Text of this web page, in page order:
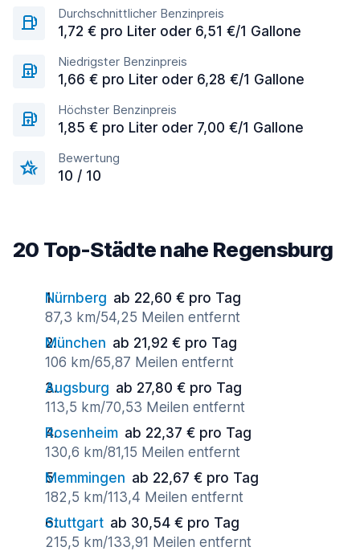
Durchschnittlicher Benzinpreis
1,72 € pro Liter oder 6,51 €/1 Gallone
Niedrigster Benzinpreis
1,66 € pro Liter oder 6,28 €/1 Gallone
Höchster Benzinpreis
1,85 € pro Liter oder 7,00 €/1 Gallone
Bewertung
10 / 10
20 Top-Städte nahe Regensburg
Nürnberg ab 22,60 € pro Tag
87,3 km/54,25 Meilen entfernt
München ab 21,92 € pro Tag
106 km/65,87 Meilen entfernt
Augsburg ab 27,80 € pro Tag
113,5 km/70,53 Meilen entfernt
Rosenheim ab 22,37 € pro Tag
130,6 km/81,15 Meilen entfernt
Memmingen ab 22,67 € pro Tag
182,5 km/113,4 Meilen entfernt
Stuttgart ab 30,54 € pro Tag
215,5 km/133,91 Meilen entfernt